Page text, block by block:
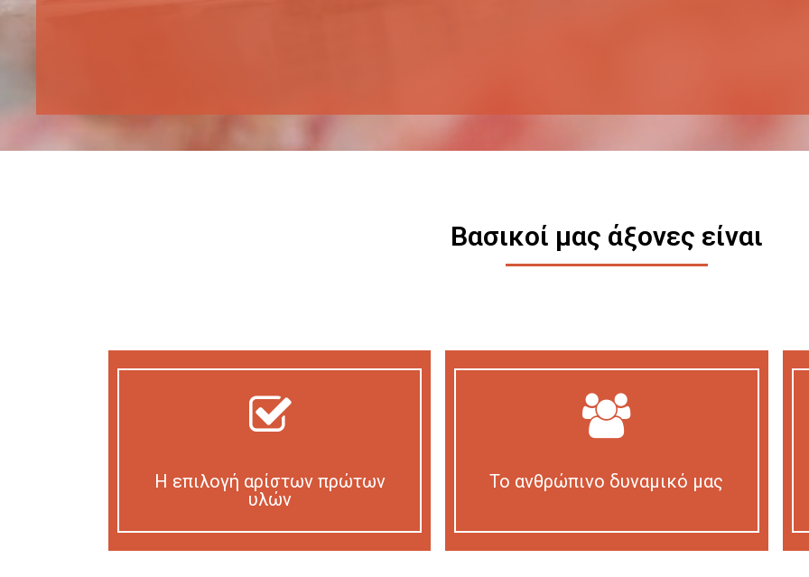
Βασικοί μας άξονες είναι
Η επιλογή αρίστων πρώτων
υλών
Το ανθρώπινο δυναμικό μας